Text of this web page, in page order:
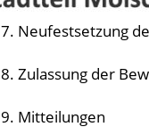
7. Neufestsetzung
8. Zulassung der
9. Mitteilungen